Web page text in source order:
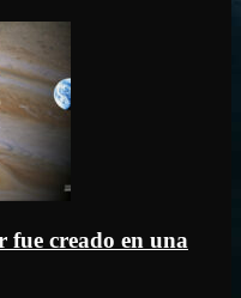
fue creado en una